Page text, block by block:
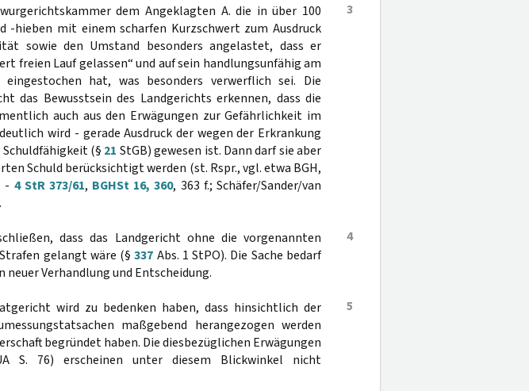
3
dem Angeklagten A. die in über 100
-hieben mit einem scharfen Kurzschwert zum Ausdruck
sowie den Umstand besonders angelastet, dass er
freien Lauf gelassen“ und auf sein handlungsunfähig am
hat, was besonders verwerflich sei. Die
das Bewusstsein des Landgerichts erkennen, dass die
auch aus den Erwägungen zur Gefährlichkeit im
wird - gerade Ausdruck der wegen der Erkrankung
(§ 21 StGB) gewesen ist. Dann darf sie aber
Schuld berücksichtigt werden (st. Rspr., vgl. etwa BGH,
- 4 StR 373/61, BGHSt 16, 360, 363 f.; Schäfer/Sander/van
4
dass das Landgericht ohne die vorgenannten
gelangt wäre (§337 Abs. 1 StPO). Die Sache bedarf
neuer Verhandlung und Entscheidung.
5
wird zu bedenken haben, dass hinsichtlich der
maßgebend herangezogen werden
begründet haben. Die diesbezüglichen Erwägungen
S. 76) erscheinen unter diesem Blickwinkel nicht